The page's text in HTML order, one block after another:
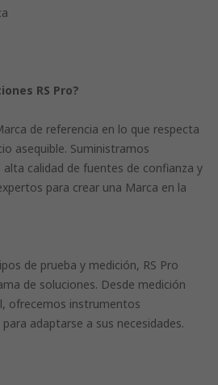
RS Pro?
de referencia en lo que respecta
asequible. Suministramos
calidad de fuentes de confianza y
para crear una Marca en la
de prueba y medición, RS Pro
de soluciones. Desde medición
ofrecemos instrumentos
adaptarse a sus necesidades.